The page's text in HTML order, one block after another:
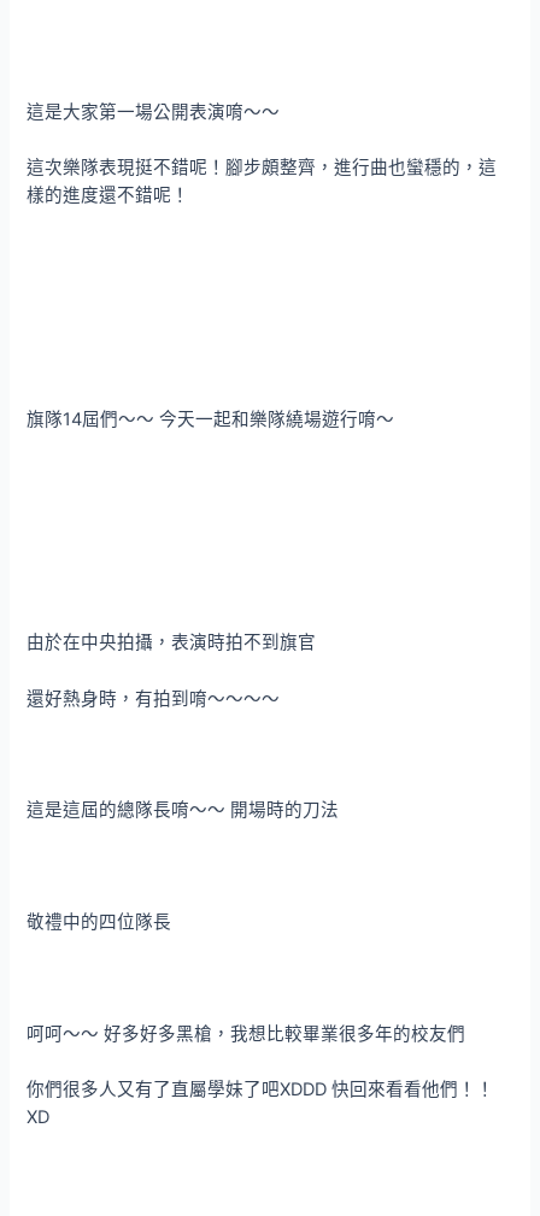
這是大家第一場公開表演唷～～
這次樂隊表現挺不錯呢！腳步頗整齊，進行曲也蠻穩的，這
樣的進度還不錯呢！
旗隊14屆們～～ 今天一起和樂隊繞場遊行唷～
由於在中央拍攝，表演時拍不到旗官
還好熱身時，有拍到唷～～～～
這是這屆的總隊長唷～～ 開場時的刀法
敬禮中的四位隊長
呵呵～～ 好多好多黑槍，我想比較畢業很多年的校友們
你們很多人又有了直屬學妹了吧XDDD 快回來看看他們！！
XD